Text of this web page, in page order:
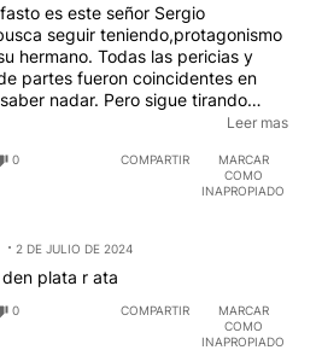
es este señor Sergio
seguir teniendo,protagonismo
hermano. Todas las pericias y
partes fueron coincidentes en
nadar. Pero sigue tirando
y a Patricia Bullrich. Eso de que “
gravedad manifiesta, y debería
esa denuncia ante la Justicia.
Leer mas
0 COMPARTIR
MARCAR
COMO
INAPROPIADO
2 DE JULIO DE 2024
plata r ata
0 COMPARTIR
MARCAR
COMO
INAPROPIADO